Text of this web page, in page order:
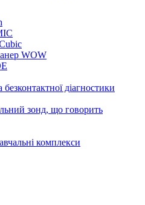
WOW
діагностики
зонд, що говорить
комплекси